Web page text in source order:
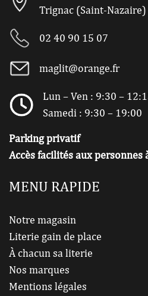
Trignac (Saint-Nazaire)
02 40 90 15 07
maglit@orange.fr
Lun – Ven : 9:30 –
Samedi : 9:30 – 19:00
Parking privatif
Accès facilités aux
MENU RAPIDE
Notre magasin
Literie gain de place
À chacun sa literie
Nos marques
Mentions légales